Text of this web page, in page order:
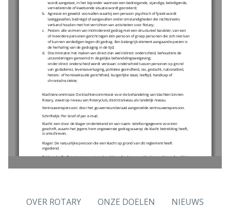
OVER ROTARY ONZE DOELEN NIEUWS